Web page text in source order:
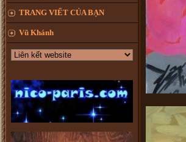
TRANG VIẾT CỦA BẠN
Vũ Khánh